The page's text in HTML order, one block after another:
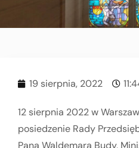
19 sierpnia, 2022
12 sierpnia 2022 w
posiedzenie Rady
Pana Waldemara Budy,